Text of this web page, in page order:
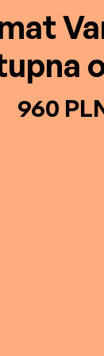
960